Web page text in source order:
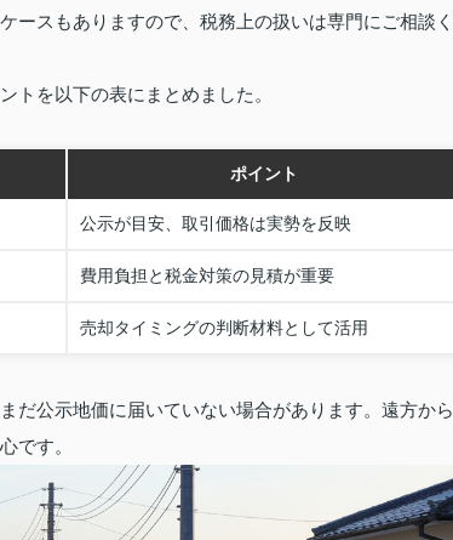
ースもありますので、税務上の扱いは専門にご相談く
トを以下の表にまとめました。
ポイント
公示が目安、取引価格は実勢を反映
費用負担と税金対策の見積が重要
売却タイミングの判断材料として活用
だ公示地価に届いていない場合があります。遠方から
です。